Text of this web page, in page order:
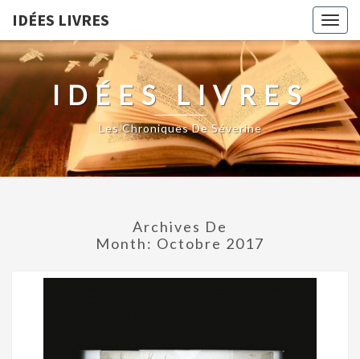
IDÉES LIVRES
IDÉES LIVRES
Les Chroniques De Séverine
Archives De
Month: Octobre 2017